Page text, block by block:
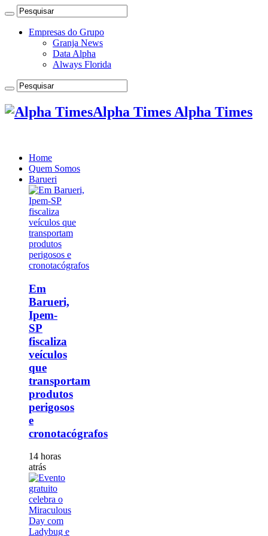
Empresas do Grupo
Granja News
Data Alpha
Always Florida
Alpha Times Alpha Times
Home
Quem Somos
Barueri
Em
Barueri,
Ipem-
SP
fiscaliza
veículos
que
transportam
produtos
perigosos
e
cronotacógrafos
14 horas
atrás